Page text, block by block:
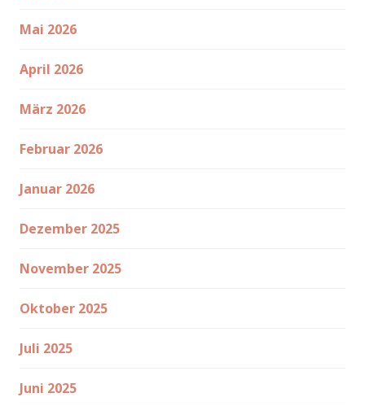
Mai 2026
April 2026
März 2026
Februar 2026
Januar 2026
Dezember 2025
November 2025
Oktober 2025
Juli 2025
Juni 2025